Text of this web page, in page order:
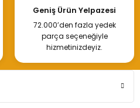
Geniş Ürün Yelpazesi
72.000’den fazla yedek
parça seçeneğiyle
hizmetinizdeyiz.